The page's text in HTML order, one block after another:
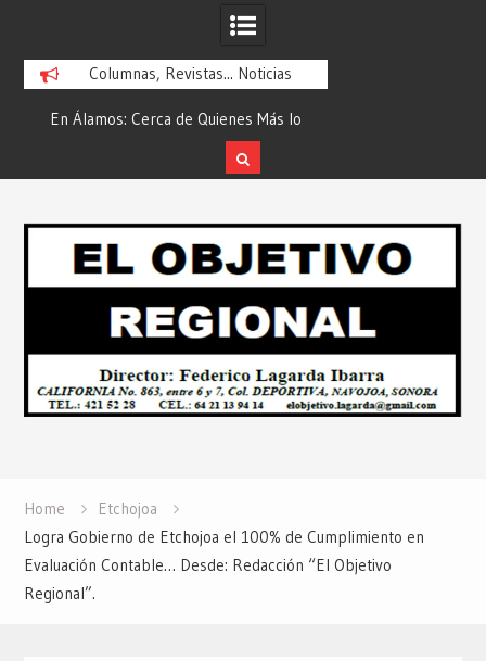
Columnas, Revistas... Noticias
En Álamos: Cerca de Quienes Más lo
Necesitan… Desde: Redacción “El
Objetivo Regional”.
ATTITUDE de
Home
Etchojoa
Logra Gobierno de Etchojoa el 100% de Cumplimiento en
Evaluación Contable… Desde: Redacción “El Objetivo
Regional”.